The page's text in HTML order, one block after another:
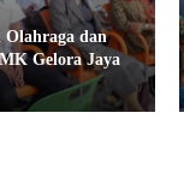
Olahraga dan
Gelora Jaya